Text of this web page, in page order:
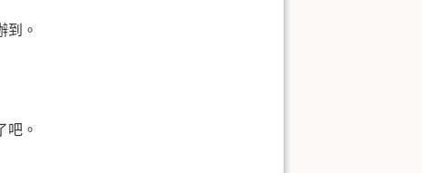
到。
吧。